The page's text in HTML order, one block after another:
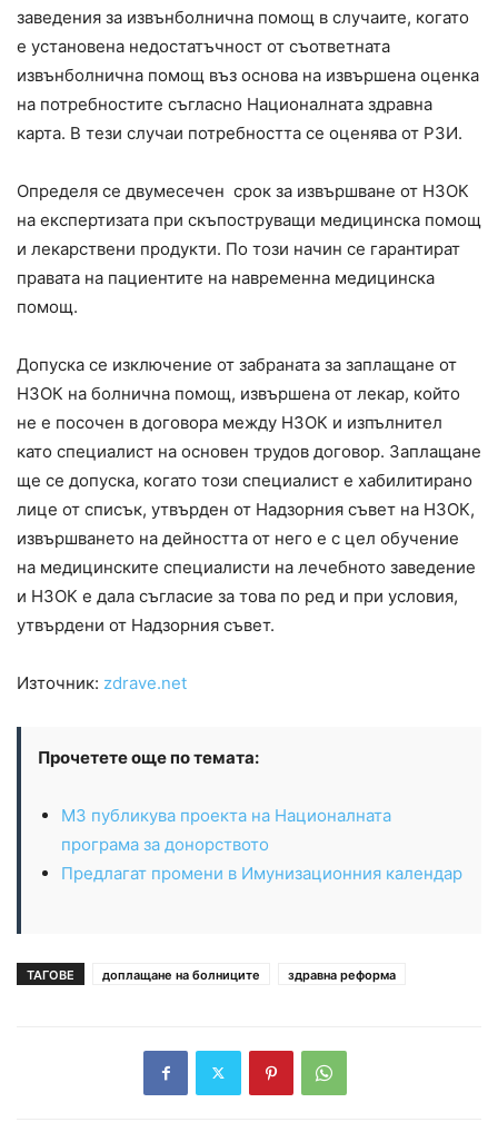
заведения за извънболнична помощ в случаите, когато
е установена недостатъчност от съответната
извънболнична помощ въз основа на извършена оценка
на потребностите съгласно Националната здравна
карта. В тези случаи потребността се оценява от РЗИ.
Определя се двумесечен срок за извършване от НЗОК
на експертизата при скъпоструващи медицинска помощ
и лекарствени продукти. По този начин се гарантират
правата на пациентите на навременна медицинска
помощ.
Допуска се изключение от забраната за заплащане от
НЗОК на болнична помощ, извършена от лекар, който
не е посочен в договора между НЗОК и изпълнител
като специалист на основен трудов договор. Заплащане
ще се допуска, когато този специалист е хабилитирано
лице от списък, утвърден от Надзорния съвет на НЗОК,
извършването на дейността от него е с цел обучение
на медицинските специалисти на лечебното заведение
и НЗОК е дала съгласие за това по ред и при условия,
утвърдени от Надзорния съвет.
Източник: zdrave.net
Прочетете още по темата:
МЗ публикува проекта на Националната
програма за донорството
Предлагат промени в Имунизационния календар
ТАГОВЕ доплащане на болниците здравна реформа